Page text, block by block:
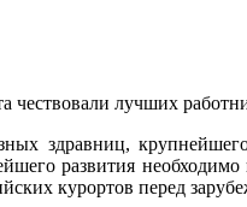
чествовали лучших
здравниц,
развития
курортов перед